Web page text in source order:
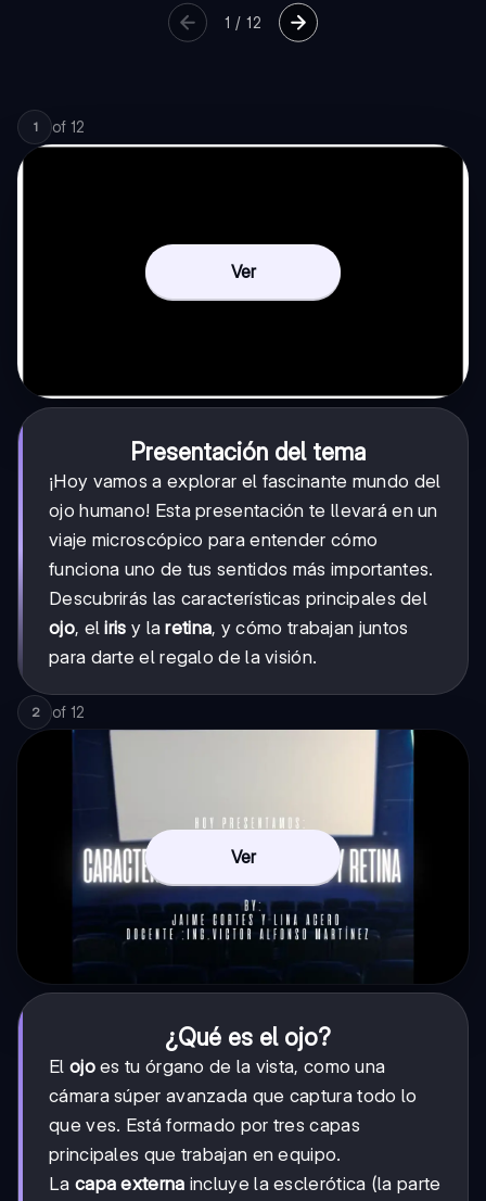
1 / 12
1 of 12
Ver
Presentación del tema
¡Hoy vamos a explorar el fascinante mundo del
ojo humano! Esta presentación te llevará en un
viaje microscópico para entender cómo
funciona uno de tus sentidos más importantes.
Descubrirás las características principales del
ojo, eliris y laretina, y cómo trabajan juntos
para darte el regalo de la visión.
2 of 12
Ver
¿Qué es el ojo?
El ojoes tu órgano de la vista, como una
cámara súper avanzada que captura todo lo
que ves. Está formado por tres capas
principales que trabajan en equipo.
La capa externa incluye la esclerótica (la parte